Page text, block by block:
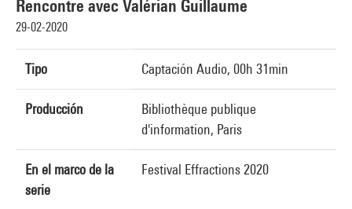
Rencontre avec Valérian Guillaume
29-02-2020
Tipo Captación Audio, 00h 31min
Producción
Bibliothèque publique
d'information, Paris
En el marco de la
serie
Festival Effractions 2020